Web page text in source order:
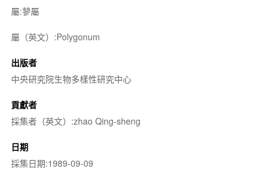
屬:蓼屬
屬（英文）:Polygonum
出版者
中央研究院生物多樣性研究中心
貢獻者
採集者（英文）:zhao Qing-sheng
日期
採集日期:1989-09-09